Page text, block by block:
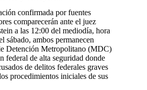
confirmada por fuentes
comparecerán ante el juez
a las 12:00 del mediodía, hora
sábado, ambos permanecen
Detención Metropolitano (MDC)
federal de alta seguridad donde
de delitos federales graves
procedimientos iniciales de sus